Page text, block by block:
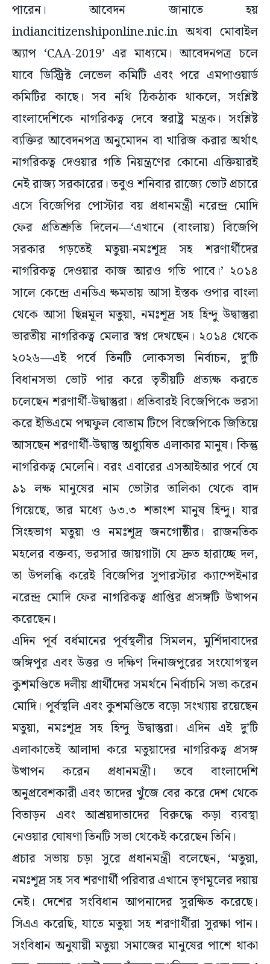
পারেন। আবেদন জানাতে হয়
indiancitizenshiponline.nic.in অথবা মোবাইল
অ্যাপ ‘CAA-2019’ এর মাধ্যমে। আবেদনপত্র চলে
যাবে ডিস্ট্রিক্ট লেভেল কমিটি এবং পরে এমপাওয়ার্ড
কমিটির কাছে। সব নথি ঠিকঠাক থাকলে, সংশ্লিষ্ট
বাংলাদেশিকে নাগরিকত্ব দেবে স্বরাষ্ট্র মন্ত্রক। সংশ্লিষ্ট
ব্যক্তির আবেদনপত্র অনুমোদন বা খারিজ করার অর্থাৎ
নাগরিকত্ব দেওয়ার গতি নিয়ন্ত্রণের কোনো এক্তিয়ারই
নেই রাজ্য সরকারের। তবুও শনিবার রাজ্যে ভোট প্রচারে
এসে বিজেপির পোস্টার বয় প্রধানমন্ত্রী নরেন্দ্র মোদি
ফের প্রতিশ্রুতি দিলেন—‘এখানে (বাংলায়) বিজেপি
সরকার গড়তেই মতুয়া-নমঃশূদ্র সহ শরণার্থীদের
নাগরিকত্ব দেওয়ার কাজ আরও গতি পাবে।’ ২০১৪
সালে কেন্দ্রে এনডিএ ক্ষমতায় আসা ইস্তক ওপার বাংলা
থেকে আসা ছিন্নমূল মতুয়া, নমঃশূদ্র সহ হিন্দু উদ্বাস্তুরা
ভারতীয় নাগরিকত্ব মেলার স্বপ্ন দেখছেন। ২০১৪ থেকে
২০২৬—এই পর্বে তিনটি লোকসভা নির্বাচন, দু’টি
বিধানসভা ভোট পার করে তৃতীয়টি প্রত্যক্ষ করতে
চলেছেন শরণার্থী-উদ্বাস্তুরা। প্রতিবারই বিজেপিকে ভরসা
করে ইভিএমে পদ্মফুল বোতাম টিপে বিজেপিকে জিতিয়ে
আসছেন শরণার্থী-উদ্বাস্তু অধ্যুষিত এলাকার মানুষ। কিন্তু
নাগরিকত্ব মেলেনি। বরং এবারের এসআইআর পর্বে যে
৯১ লক্ষ মানুষের নাম ভোটার তালিকা থেকে বাদ
গিয়েছে, তার মধ্যে ৬৩.৩ শতাংশ মানুষ হিন্দু। যার
সিংহভাগ মতুয়া ও নমঃশূদ্র জনগোষ্ঠীর। রাজনতিক
মহলের বক্তব্য, ভরসার জায়গাটা যে দ্রুত হারাচ্ছে দল,
তা উপলব্ধি করেই বিজেপির সুপারস্টার ক্যাম্পেইনার
নরেন্দ্র মোদি ফের নাগরিকত্ব প্রাপ্তির প্রসঙ্গটি উত্থাপন
করেছেন।
এদিন পূর্ব বর্ধমানের পূর্বস্থলীর সিমলন, মুর্শিদাবাদের
জঙ্গিপুর এবং উত্তর ও দক্ষিণ দিনাজপুরের সংযোগস্থল
কুশমণ্ডিতে দলীয় প্রার্থীদের সমর্থনে নির্বাচনি সভা করেন
মোদি। পূর্বস্থলি এবং কুশমণ্ডিতে বড়ো সংখ্যায় রয়েছেন
মতুয়া, নমঃশূদ্র সহ হিন্দু উদ্বাস্তুরা। এদিন এই দু’টি
এলাকাতেই আলাদা করে মতুয়াদের নাগরিকত্ব প্রসঙ্গ
উত্থাপন করেন প্রধানমন্ত্রী। তবে বাংলাদেশি
অনুপ্রবেশকারী এবং তাদের খুঁজে বের করে দেশ থেকে
বিতাড়ন এবং আশ্রয়দাতাদের বিরুদ্ধে কড়া ব্যবস্থা
নেওয়ার ঘোষণা তিনটি সভা থেকেই করেছেন তিনি।
প্রচার সভায় চড়া সুরে প্রধানমন্ত্রী বলেছেন, ‘মতুয়া,
নমঃশূদ্র সহ সব শরণার্থী পরিবার এখানে তৃণমূলের দয়ায়
নেই। দেশের সংবিধান আপনাদের সুরক্ষিত করেছে।
সিএএ করেছি, যাতে মতুয়া সহ শরণার্থীরা সুরক্ষা পান।
সংবিধান অনুযায়ী মতুয়া সমাজের মানুষের পাশে থাকা